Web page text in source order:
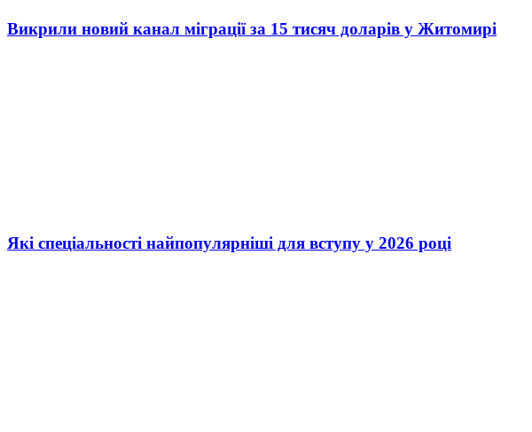
Викрили новий канал міграції за 15 тисяч доларів у Житомирі
Які спеціальності найпопулярніші для вступу у 2026 році